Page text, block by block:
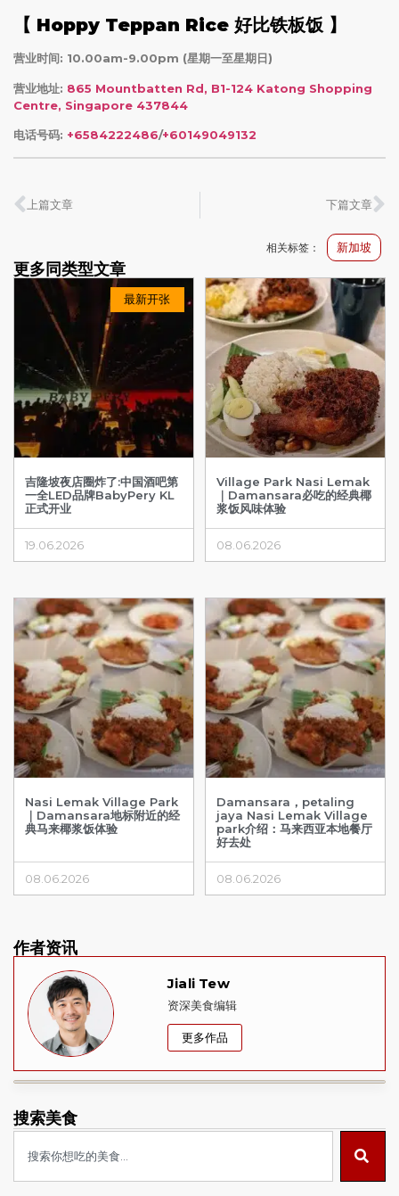
【 Hoppy Teppan Rice 好比铁板饭 】
营业时间: 10.00am-9.00pm (星期一至星期日)
营业地址: 865 Mountbatten Rd, B1-124 Katong Shopping
Centre, Singapore 437844
电话号码: +6584222486/+60149049132
上篇文章 下篇文章
最新开张
吉隆坡夜店圈炸了:中国酒吧第
一全LED品牌BabyPery KL
正式开业
19.06.2026
Village Park Nasi Lemak
｜Damansara必吃的经典椰
浆饭风味体验
08.06.2026
Nasi Lemak Village Park
｜Damansara地标附近的经
典马来椰浆饭体验
08.06.2026
Damansara，petaling
jaya Nasi Lemak Village
park介绍：马来西亚本地餐厅
好去处
08.06.2026
相关标签： 新加坡
更多同类型文章
作者资讯
Jiali Tew
资深美食编辑
更多作品
搜索美食